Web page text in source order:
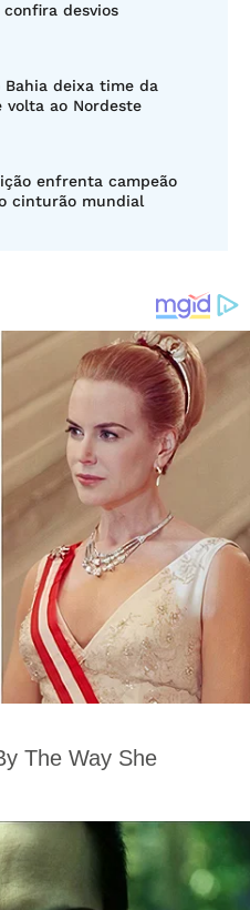
desvios
Bahia deixa time da
volta ao Nordeste
enfrenta campeão
cinturão mundial